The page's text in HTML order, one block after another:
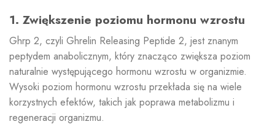
1. Zwiększenie poziomu hormonu wzrostu
Ghrp 2, czyli Ghrelin Releasing Peptide 2, jest znanym
peptydem anabolicznym, który znacząco zwiększa poziom
naturalnie występującego hormonu wzrostu w organizmie.
Wysoki poziom hormonu wzrostu przekłada się na wiele
korzystnych efektów, takich jak poprawa metabolizmu i
regeneracji organizmu.